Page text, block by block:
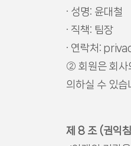
· 성명: 윤대철
· 직책: 팀장
· 연락처:
② 회원은 회사
의하실 수 있습
제 8 조 (권익